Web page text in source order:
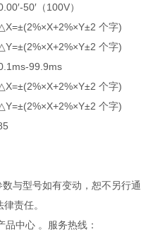
50′（100V）
个字)
个字)
99.9ms
个字)
个字)
与型号如有变动，恕不另行通
责任。
中心 。服务热线：